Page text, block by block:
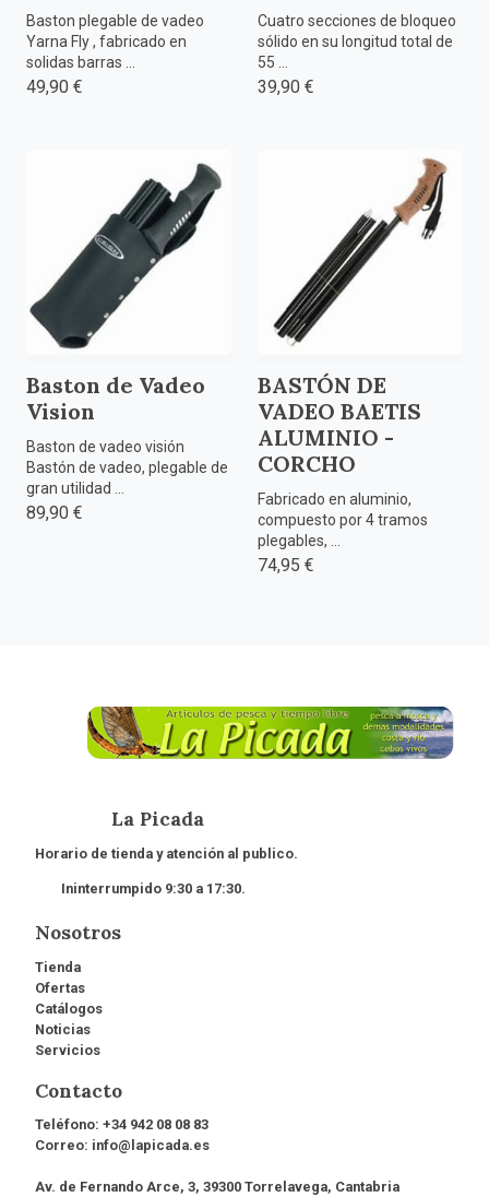
Baston plegable de vadeo
Yarna Fly , fabricado en
solidas barras ...
49,90 €
Cuatro secciones de bloqueo
sólido en su longitud total de
55 ...
39,90 €
Baston de Vadeo
Vision
Baston de vadeo visión
Bastón de vadeo, plegable de
gran utilidad ...
89,90 €
BASTÓN DE
VADEO BAETIS
ALUMINIO -
CORCHO
Fabricado en aluminio,
compuesto por 4 tramos
plegables, ...
74,95 €
La Picada
Horario de tienda y atención al publico.
Ininterrumpido 9:30 a 17:30.
Nosotros
Tienda
Ofertas
Catálogos
Noticias
Servicios
Contacto
Teléfono: +34 942 08 08 83
Correo: info@lapicada.es
Av. de Fernando Arce, 3, 39300 Torrelavega, Cantabria